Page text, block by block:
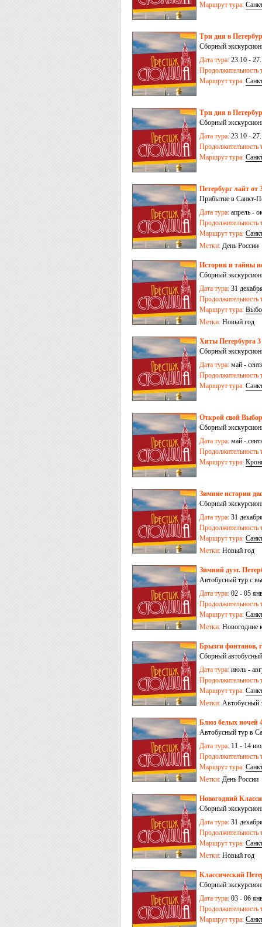
Маршрут тура:
Три дня в
Сборный
Дата тура: 23.10 -
Продолжительность
Маршрут тура:
Три дня в
Сборный
Дата тура: 23.10 -
Продолжительность
Маршрут тура:
Петербург лайт от
Прибытие в Санкт-
Дата тура: апрель -
Продолжительность
Маршрут тура:
Метки: День России
Истории и тайны
Сборный
Дата тура: 31
Продолжительность
Маршрут тура:
Метки: Новый год
Хиты Петербурга
Сборный
Дата тура: май -
Продолжительность
Маршрут тура:
Открой свой
Сборный
Дата тура: май -
Продолжительность
Маршрут тура:
Зимние истории
Сборный
Дата тура: 31
Продолжительность
Маршрут тура:
Метки: Новый год
Зимний дуэт.
Автобусный тур с
Дата тура: 02 - 05
Продолжительность
Маршрут тура:
Метки: Новогодние
Брызги фонтанов,
Сборный
Дата тура: июль -
Продолжительность
Маршрут тура:
Метки: Автобусный
Блюз белых ночей
Автобусный тур в
Дата тура: 11 - 14
Продолжительность
Маршрут тура:
Метки: День России
Новогодний
Сборный
Дата тура: 31
Продолжительность
Маршрут тура:
Метки: Новый год
Классический
Сборный
Дата тура: 03 - 06
Продолжительность
Маршрут тура: